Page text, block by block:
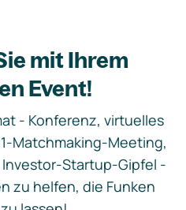
mit Ihrem
Event!
- Konferenz, virtuelles
Matchmaking-Meeting,
Startup-Gipfel -
zu helfen, die Funken